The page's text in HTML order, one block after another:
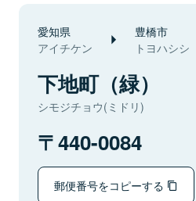
愛知県
アイチケン
豊橋市
トヨハシシ
下地町（緑）
シモジチョウ(ミドリ)
440-0084
郵便番号をコピーする